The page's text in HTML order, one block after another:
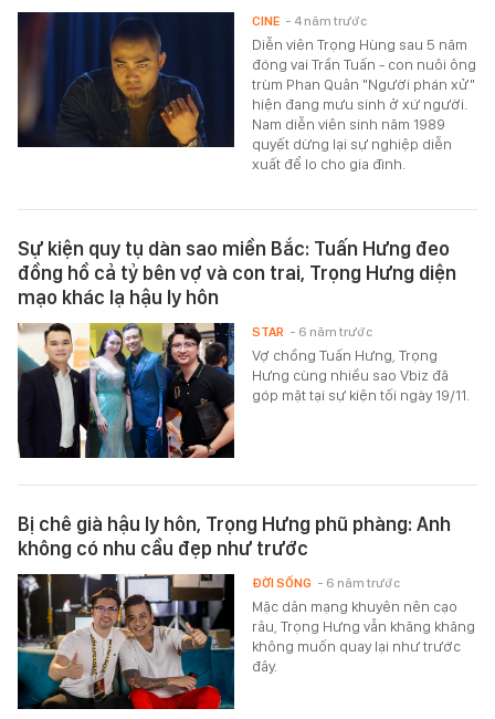
Diễn viên Trọng Hùng sau 5 năm
đóng vai Trần Tuấn - con nuôi ông
trùm Phan Quân "Người phán xử"
hiện đang mưu sinh ở xứ người.
Nam diễn viên sinh năm 1989
quyết dừng lại sự nghiệp diễn
xuất để lo cho gia đình.
CINE - 4 năm trước
Sự kiện quy tụ dàn sao miền Bắc: Tuấn Hưng đeo
đồng hồ cả tỷ bên vợ và con trai, Trọng Hưng diện
mạo khác lạ hậu ly hôn
Vợ chồng Tuấn Hưng, Trọng
Hưng cùng nhiều sao Vbiz đã
góp mặt tại sự kiện tối ngày 19/11.
STAR - 6 năm trước
Bị chê già hậu ly hôn, Trọng Hưng phũ phàng: Anh
không có nhu cầu đẹp như trước
Mặc dân mạng khuyên nên cạo
râu, Trọng Hưng vẫn khăng khăng
không muốn quay lại như trước
đây.
ĐỜI SỐNG - 6 năm trước